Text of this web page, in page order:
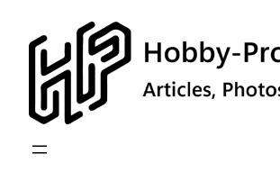
Inhalt
springen